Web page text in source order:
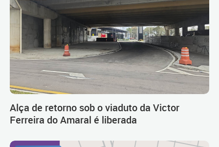
Alça de retorno sob o viaduto da Victor
Ferreira do Amaral é liberada